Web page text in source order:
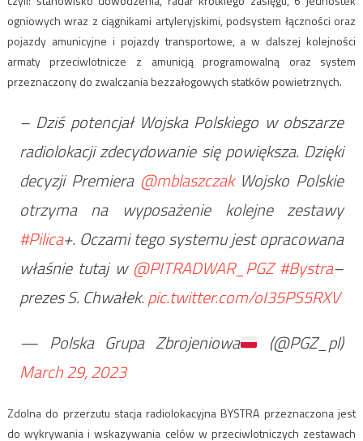
ogniowych wraz z ciągnikami artyleryjskimi, podsystem łączności oraz
pojazdy amunicyjne i pojazdy transportowe, a w dalszej kolejności
armaty przeciwlotnicze z amunicją programowalną oraz system
przeznaczony do zwalczania bezzałogowych statków powietrznych.
– Dziś potencjał Wojska Polskiego w obszarze
radiolokacji zdecydowanie się powiększa. Dzięki
decyzji Premiera @mblaszczakWojsko Polskie
otrzyma na wyposażenie kolejne zestawy
#Pilica+. Oczami tego systemu jest opracowana
właśnie tutaj w@PITRADWAR_PGZ #Bystra–
prezes S. Chwałek.pic.twitter.com/oI35PS5RXV
— Polska Grupa Zbrojeniowa
(@PGZ_pl)
March 29, 2023
Zdolna do przerzutu stacja radiolokacyjna BYSTRA przeznaczona jest
do wykrywania i wskazywania celów w przeciwlotniczych zestawach